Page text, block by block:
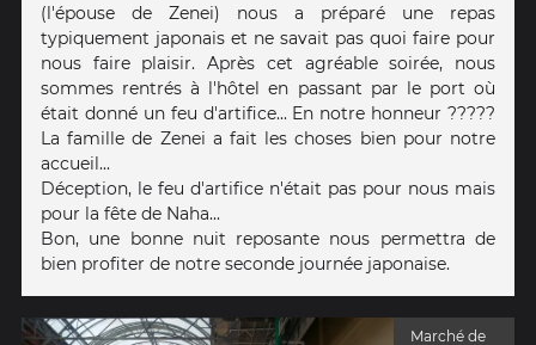
(l'épouse de Zenei) nous a préparé une repas
typiquement japonais et ne savait pas quoi faire pour
nous faire plaisir. Après cet agréable soirée, nous
sommes rentrés à l'hôtel en passant par le port où
était donné un feu d'artifice... En notre honneur ?????
La famille de Zenei a fait les choses bien pour notre
accueil...
Déception, le feu d'artifice n'était pas pour nous mais
pour la fête de Naha...
Bon, une bonne nuit reposante nous permettra de
bien profiter de notre seconde journée japonaise.
Marché de